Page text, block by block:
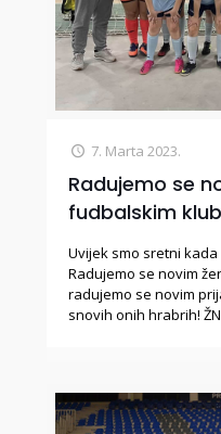
7. Marta 2023.
Radujemo se
fudbalskim
Uvijek smo sretni
Radujemo se novim
radujemo se novim
snovih onih hrabrih!